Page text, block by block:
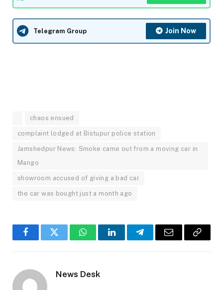
Telegram Group Join Now
chaos ensued
complaint lodged at Bistupur police station
Jamshedpur News: Smoke came out from a moving car in
Mango
showroom accused of giving a bad car
the car was bought just a month ago
FacebookTwitter WhatsAppLinkedInTelegramEmail
Copy
News Desk